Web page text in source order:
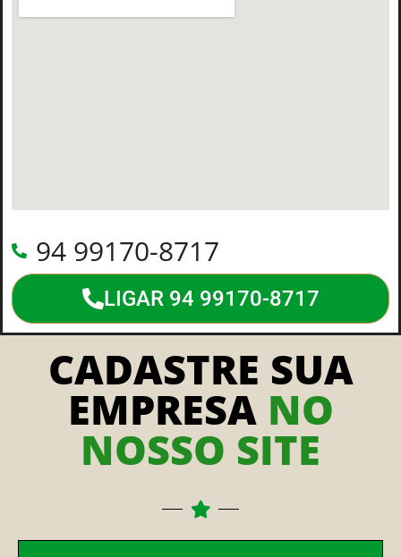
94 99170-8717
LIGAR 94 99170-8717
CADASTRE SUA
EMPRESA NO
NOSSO SITE